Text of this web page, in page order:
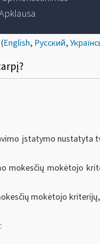
English, Русский,
įstatymo nustatyta
mokesčių mokėtojo
mokėtojo kriterijų,